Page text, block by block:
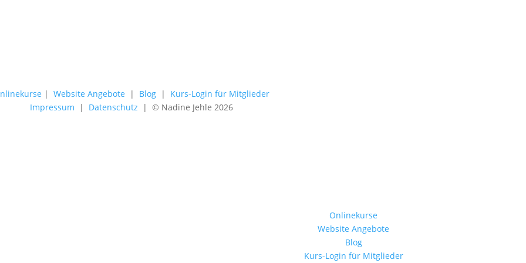
| Website Angebote | Blog | Kurs-Login für Mitglieder
Impressum | Datenschutz | © Nadine Jehle 2026
Onlinekurse
Website Angebote
Blog
Kurs-Login für Mitglieder